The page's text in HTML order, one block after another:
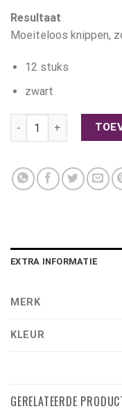
Resultaat
Moeiteloos knippen,
12 stuks
zwart
Hair Style -
EXTRA INFORMATIE
MERK
KLEUR
GERELATEERDE